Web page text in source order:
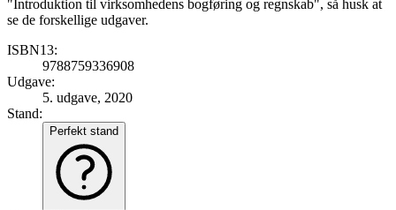
"Introduktion til virksomhedens bogføring og regnskab", så husk at
se de forskellige udgaver.
ISBN13:
9788759336908
Udgave:
5. udgave, 2020
Stand:
Perfekt stand